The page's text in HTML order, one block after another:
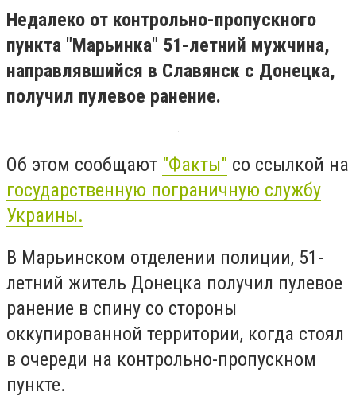
Недалеко от контрольно-пропускного
пункта "Марьинка" 51-летний мужчина,
направлявшийся в Славянск с Донецка,
получил пулевое ранение.
Об этом сообщают "Факты" со ссылкой на
государственную пограничную службу
Украины.
В Марьинском отделении полиции, 51-
летний житель Донецка получил пулевое
ранение в спину со стороны
оккупированной территории, когда стоял
в очереди на контрольно-пропускном
пункте.